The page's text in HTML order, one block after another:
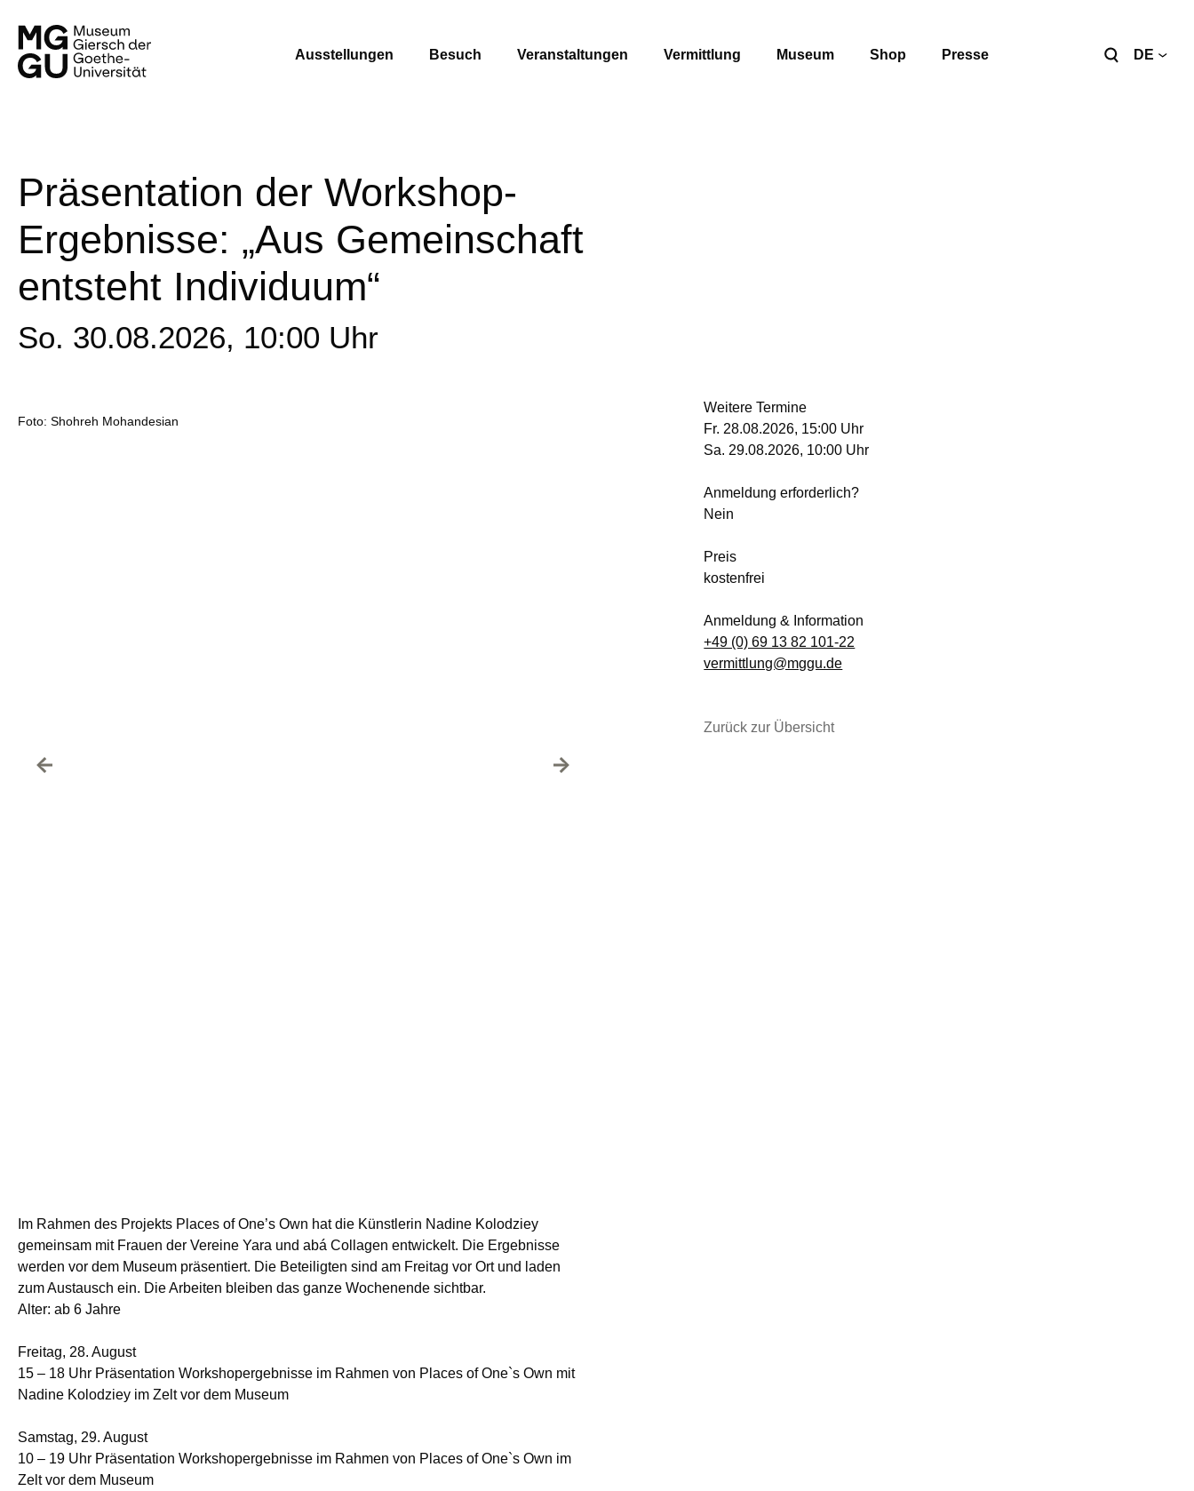
DE
Ausstellungen Besuch Veranstaltungen Vermittlung Museum Shop Presse
Präsentation der Workshop-
Ergebnisse: „Aus Gemeinschaft
entsteht Individuum“
So. 30.08.2026, 10:00 Uhr
Foto: Shohreh Mohandesian Foto: Shohreh Mohandesian
Im Rahmen des Projekts Places of One’s Own hat die Künstlerin Nadine Kolodziey
gemeinsam mit Frauen der Vereine Yara und abá Collagen entwickelt. Die Ergebnisse
werden vor dem Museum präsentiert. Die Beteiligten sind am Freitag vor Ort und laden
zum Austausch ein. Die Arbeiten bleiben das ganze Wochenende sichtbar.
Alter: ab 6 Jahre
Freitag, 28. August
15 – 18 Uhr Präsentation Workshopergebnisse im Rahmen von Places of One`s Own mit
Nadine Kolodziey im Zelt vor dem Museum
Samstag, 29. August
10 – 19 Uhr Präsentation Workshopergebnisse im Rahmen von Places of One`s Own im
Zelt vor dem Museum
Weitere Termine
Fr. 28.08.2026, 15:00 Uhr
Sa. 29.08.2026, 10:00 Uhr
Anmeldung erforderlich?
Nein
Preis
kostenfrei
Anmeldung & Information
+49 (0) 69 13 82 101-22
vermittlung@mggu.de
Zurück zur Übersicht